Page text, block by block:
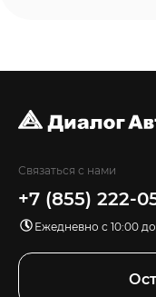
Связаться с нами
+7 (855) 222-
Ежедневно с 10:00